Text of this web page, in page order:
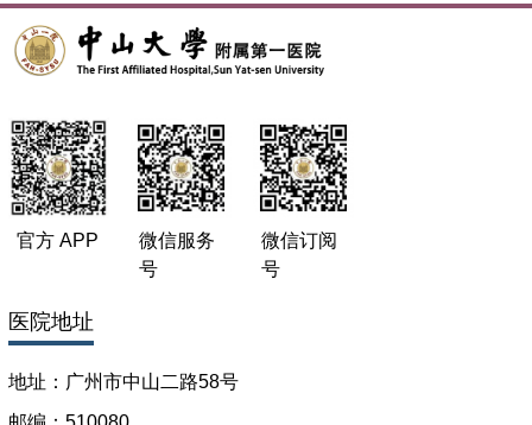
专著：
官方 APP
微信服务
号
微信订阅
号
医院地址
地址：广州市中山二路58号